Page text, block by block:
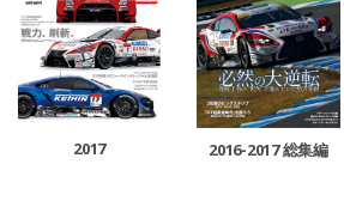
2017 2016-2017 総集編